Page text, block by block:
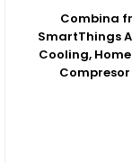
Combina
SmartThings
Cooling,
Compresor